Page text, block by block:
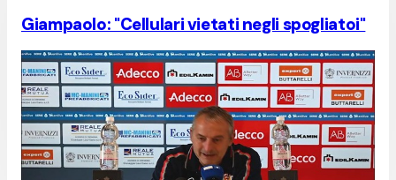
Giampaolo: "Cellulari vietati negli spogliatoi"